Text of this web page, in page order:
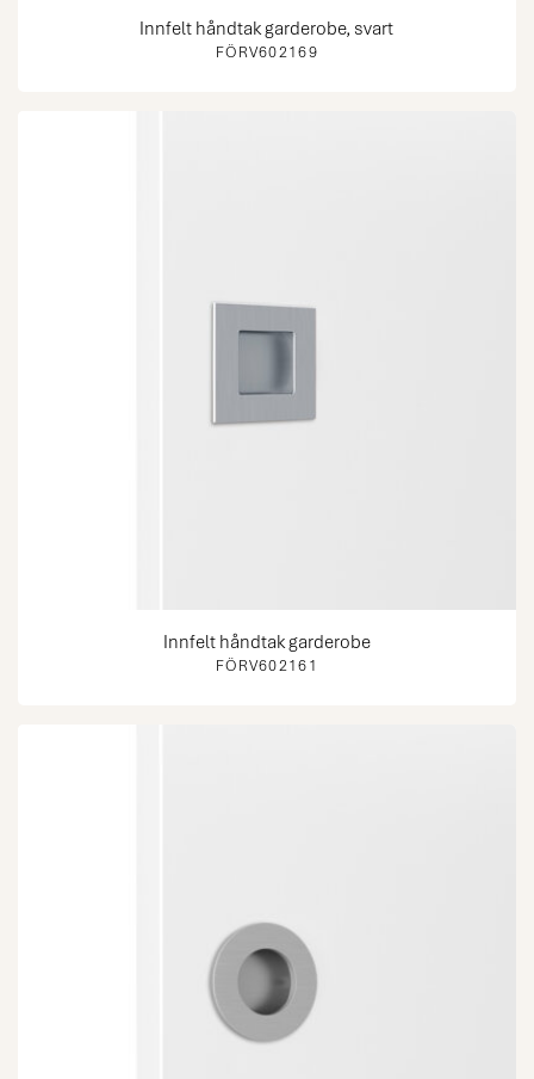
FÖRV602169
Innfelt håndtak garderobe, svart
FÖRV602161
Innfelt håndtak garderobe